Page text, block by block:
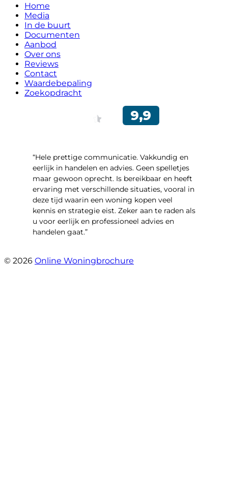
Home
Media
In de buurt
Documenten
Aanbod
Over ons
Reviews
Contact
Waardebepaling
Zoekopdracht
“Hele prettige communicatie. Vakkundig en
eerlijk in handelen en advies. Geen spelletjes
maar gewoon oprecht. Is bereikbaar en heeft
ervaring met verschillende situaties, vooral in
deze tijd waarin een woning kopen veel
kennis en strategie eist. Zeker aan te raden als
u voor eerlijk en professioneel advies en
handelen gaat.”
© 2026 Online Woningbrochure